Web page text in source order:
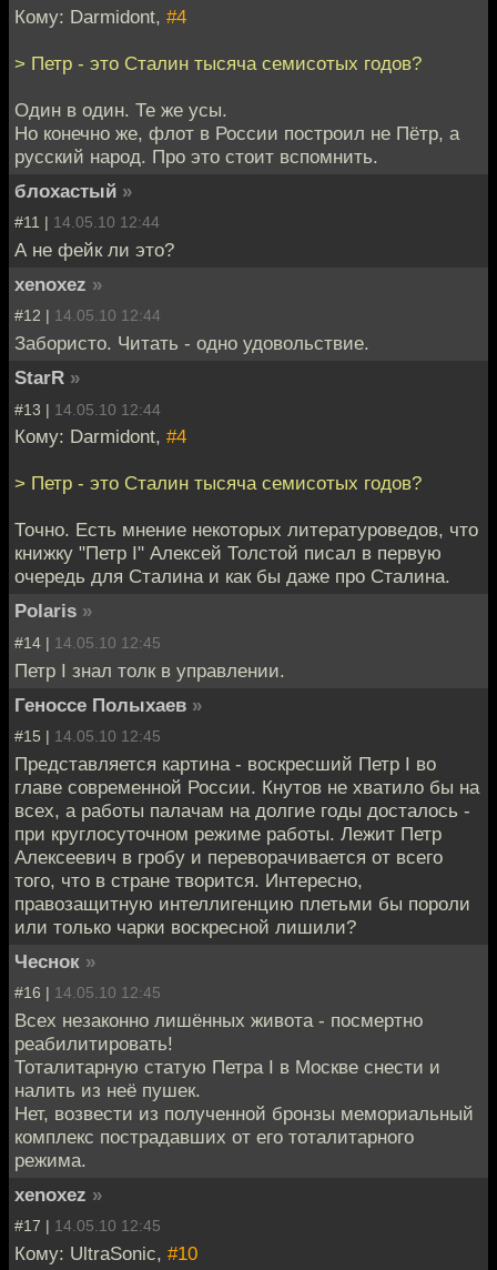
Кому: Darmidont, #4
> Петр - это Сталин тысяча семисотых годов?
Один в один. Те же усы.
Но конечно же, флот в России построил не Пётр, а
русский народ. Про это стоит вспомнить.
блохастый »
#11 | 14.05.10 12:44
А не фейк ли это?
xenoxez »
#12 | 14.05.10 12:44
Забористо. Читать - одно удовольствие.
StarR »
#13 | 14.05.10 12:44
Кому: Darmidont, #4
> Петр - это Сталин тысяча семисотых годов?
Точно. Есть мнение некоторых литературоведов, что
книжку "Петр I" Алексей Толстой писал в первую
очередь для Сталина и как бы даже про Сталина.
Polaris »
#14 | 14.05.10 12:45
Петр I знал толк в управлении.
Геноссе Полыхаев »
#15 | 14.05.10 12:45
Представляется картина - воскресший Петр I во
главе современной России. Кнутов не хватило бы на
всех, а работы палачам на долгие годы досталось -
при круглосуточном режиме работы. Лежит Петр
Алексеевич в гробу и переворачивается от всего
того, что в стране творится. Интересно,
правозащитную интеллигенцию плетьми бы пороли
или только чарки воскресной лишили?
Чеснок »
#16 | 14.05.10 12:45
Всех незаконно лишённых живота - посмертно
реабилитировать!
Тоталитарную статую Петра I в Москве снести и
налить из неё пушек.
Нет, возвести из полученной бронзы мемориальный
комплекс пострадавших от его тоталитарного
режима.
xenoxez »
#17 | 14.05.10 12:45
Кому: UltraSonic, #10